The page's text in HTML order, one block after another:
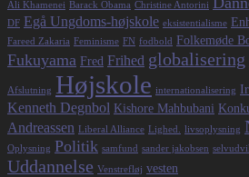
Ali Khamenei Barack Obama Christine Antorini
DF Egå Ungdoms-højskole eksistentialisme
Fareed Zakaria Feminisme FN fodbold Folkemøde
Fukuyama Fred Frihed globalisering
Afslutning Højskole internationalisering
Kenneth Degnbol Kishore Mahbubani
Andreassen Liberal Alliance Lighed. livsoplysning
Oplysning Politik samfund sander jakobsen
Uddannelse Venstrefløj vesten